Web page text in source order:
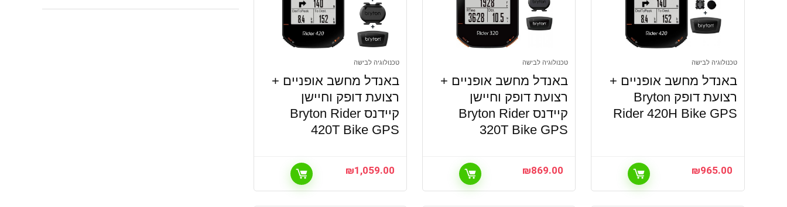
טכנולוגיה לבישה
באנדל מחשב אופניים +
רצועת דופק Bryton
Rider 420H Bike GPS
₪965.00
טכנולוגיה לבישה
באנדל מחשב אופניים +
רצועת דופק וחיישן
קיידנס Bryton Rider
320T Bike GPS
₪869.00
טכנולוגיה לבישה
באנדל מחשב אופניים +
רצועת דופק וחיישן
קיידנס Bryton Rider
420T Bike GPS
₪1,059.00